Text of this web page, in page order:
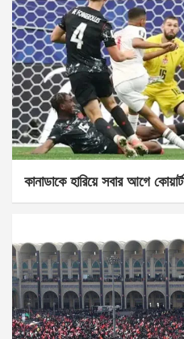
কানাডাকে হারিয়ে সবার আগে